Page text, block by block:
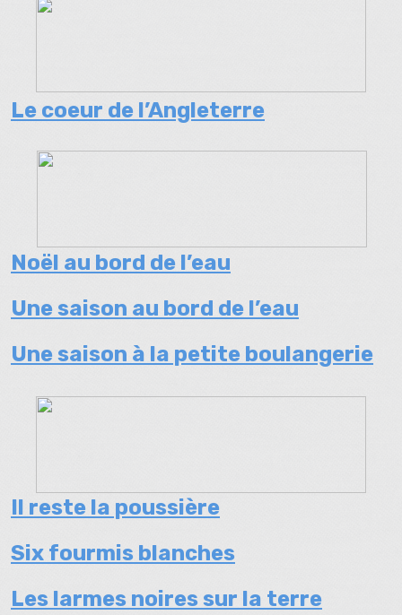
Le coeur de l’Angleterre
Noël au bord de l’eau
Une saison au bord de l’eau
Une saison à la petite boulangerie
Il reste la poussière
Six fourmis blanches
Les larmes noires sur la terre